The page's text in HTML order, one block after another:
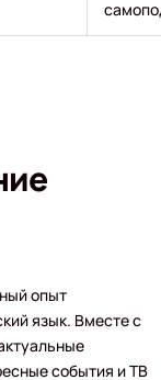
опыт
язык. Вместе с
события и ТВ